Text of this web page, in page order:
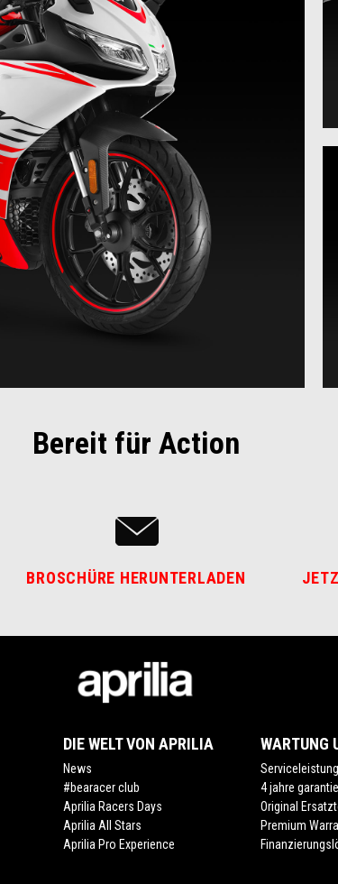
Bereit für Action
BROSCHÜRE HERUNTERLADEN
DIE WELT VON APRILIA
News
#bearacer club
Aprilia Racers Days
Aprilia All Stars
Aprilia Pro Experience
WARTUNG
4 jahre
Original
Premium